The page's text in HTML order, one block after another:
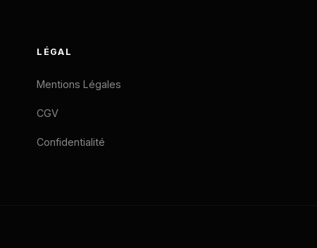
LÉGAL
Mentions Légales
CGV
Confidentialité